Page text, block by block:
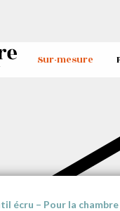
Sur-mesure
écru – Pour la chambre